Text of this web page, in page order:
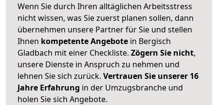
Wenn Sie durch Ihren alltäglichen Arbeitsstress
nicht wissen, was Sie zuerst planen sollen, dann
übernehmen unsere Partner für Sie und stellen
Ihnen kompetente Angebote in Bergisch
Gladbach mit einer Checkliste. Zögern Sie nicht,
unsere Dienste in Anspruch zu nehmen und
lehnen Sie sich zurück. Vertrauen Sie unserer 16
Jahre Erfahrung in der Umzugsbranche und
holen Sie sich Angebote.